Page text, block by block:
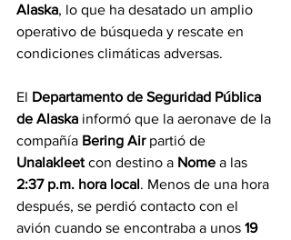
Alaska, lo que ha desatado un amplio
operativo de búsqueda y rescate en
condiciones climáticas adversas.
El Departamento de Seguridad Pública
de Alaska informó que la aeronave de la
compañía Bering Air partió de
Unalakleet con destino a Nome a las
2:37 p.m. hora local. Menos de una hora
después, se perdió contacto con el
avión cuando se encontraba a unos 19